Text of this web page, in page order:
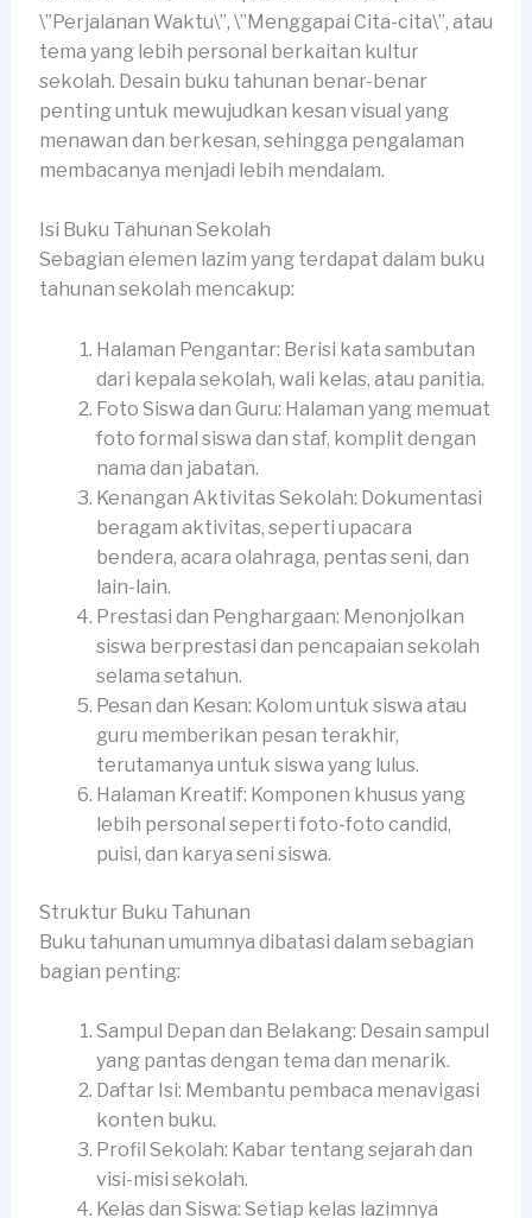
\”Perjalanan Waktu\”, \”Menggapai Cita-cita\”, atau
tema yang lebih personal berkaitan kultur
sekolah. Desain buku tahunan benar-benar
penting untuk mewujudkan kesan visual yang
menawan dan berkesan, sehingga pengalaman
membacanya menjadi lebih mendalam.
Isi Buku Tahunan Sekolah
Sebagian elemen lazim yang terdapat dalam buku
tahunan sekolah mencakup:
Halaman Pengantar: Berisi kata sambutan
dari kepala sekolah, wali kelas, atau panitia.
Foto Siswa dan Guru: Halaman yang memuat
foto formal siswa dan staf, komplit dengan
nama dan jabatan.
Kenangan Aktivitas Sekolah: Dokumentasi
beragam aktivitas, seperti upacara
bendera, acara olahraga, pentas seni, dan
lain-lain.
Prestasi dan Penghargaan: Menonjolkan
siswa berprestasi dan pencapaian sekolah
selama setahun.
Pesan dan Kesan: Kolom untuk siswa atau
guru memberikan pesan terakhir,
terutamanya untuk siswa yang lulus.
Halaman Kreatif: Komponen khusus yang
lebih personal seperti foto-foto candid,
puisi, dan karya seni siswa.
Struktur Buku Tahunan
Buku tahunan umumnya dibatasi dalam sebagian
bagian penting:
Sampul Depan dan Belakang: Desain sampul
yang pantas dengan tema dan menarik.
Daftar Isi: Membantu pembaca menavigasi
konten buku.
Profil Sekolah: Kabar tentang sejarah dan
visi-misi sekolah.
Kelas dan Siswa: Setiap kelas lazimnya